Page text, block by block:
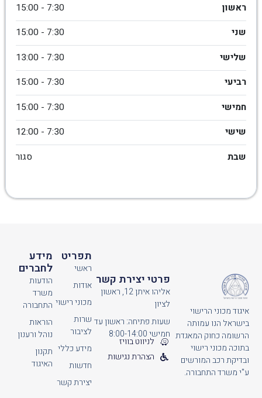
ראשון
7:30 - 15:00
שני
7:30 - 15:00
שלישי
7:30 - 13:00
רביעי
7:30 - 15:00
חמישי
7:30 - 15:00
שישי
7:30 - 12:00
שבת
סגור
איגוד מכוני הרישוי
בישראל הנו עמותה
הרשומה כחוק המאגדת
בתוכה מכוני רישוי
ובדיקת רכב המורשים
ע"י משרד התחבורה.
מידע
לחברים
הודעות
משרד
התחבורה
הוראות
נוהל ורענון
תקנון
האיגוד
תפריט
ראשי
אודות
מכוני רישוי
שרות
לציבור
מידע כללי
חדשות
יצירת קשר
פרטי יצירת קשר
אליהו איתן 12, ראשון
לציון
שעות פתיחה: ראשון עד
חמישי 8:00-14:00
לניווט בוויז
הצהרת נגישות